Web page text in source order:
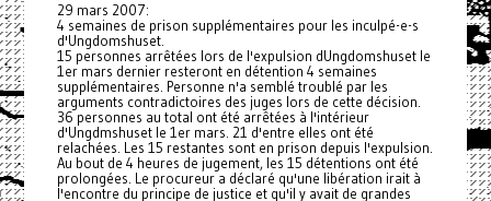
29 mars 2007:
4 semaines de prison supplémentaires pour les inculpé-e-s
d'Ungdomshuset.
15 personnes arrêtées lors de l'expulsion dUngdomshuset le
1er mars dernier resteront en détention 4 semaines
supplémentaires. Personne n'a semblé troublé par les
arguments contradictoires des juges lors de cette décision.
36 personnes au total ont été arrêtées à l'intérieur
d'Ungdmshuset le 1er mars. 21 d'entre elles ont été
relachées. Les 15 restantes sont en prison depuis l'expulsion.
Au bout de 4 heures de jugement, les 15 détentions ont été
prolongées. Le procureur a déclaré qu'une libération irait à
l'encontre du principe de justice et qu'il y avait de grandes